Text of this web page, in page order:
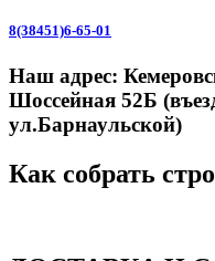
8(38451)6-65-01
Наш адрес:
Шоссейная 52Б
ул.Барнаульской)
Как собрать